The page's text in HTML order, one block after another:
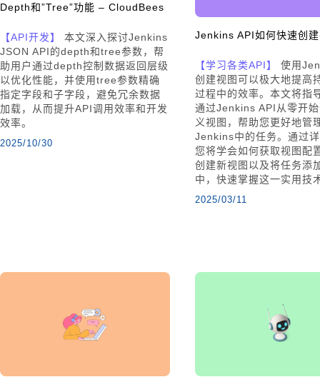
Depth和”Tree”功能 – CloudBees
【API开发】
本文深入探讨Jenkins
JSON API的depth和tree参数，帮
助用户通过depth控制数据返回层级
以优化性能，并使用tree参数精确
指定字段和子字段，避免冗余数据
加载，从而提升API调用效率和开发
效率。
2025/10/30
Jenkins API如何快速创
【学习各类API】
使用
创建视图可以极大地提高
过程中的效率。本文将指
通过Jenkins API从零开
义视图，帮助您更好地管
Jenkins中的任务。通过
您将学会如何获取视图配
创建新视图以及将任务添
中，快速掌握这一实用技
2025/03/11